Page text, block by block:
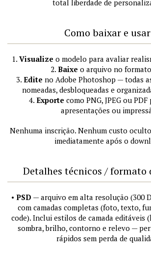
total liberdade de
Como baixar e
1. Visualize o modelo para avaliar
2. Baixe o arquivo no formato
3. Edite no Adobe Photoshop — todas
nomeadas, desbloqueadas e
4. Exporte como PNG, JPEG ou
apresentações ou
Nenhuma inscrição. Nenhum custo
imediatamente após o
Detalhes técnicos / formato
• PSD — arquivo em alta resolução (300
com camadas completas (foto, texto,
code). Inclui estilos de camada editáveis
sombra, brilho, contorno e relevo —
rápidos sem perda de